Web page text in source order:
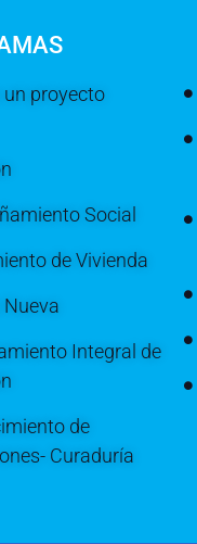
un proyecto
Social
de Vivienda
Integral de
de
Curaduría